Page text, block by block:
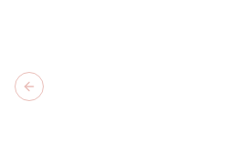
Previous slide